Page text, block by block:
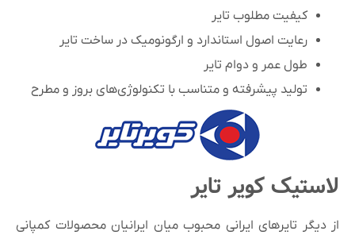
کیفیت مطلوب تایر
رعایت اصول استاندارد و ارگونومیک در ساخت تایر
طول عمر و دوام تایر
تولید پیشرفته و متناسب با تکنولوژی‌های بروز و مطرح
لاستیک کویر تایر
از دیگر تایرهای ایرانی محبوب میان ایرانیان محصولات کمپانی